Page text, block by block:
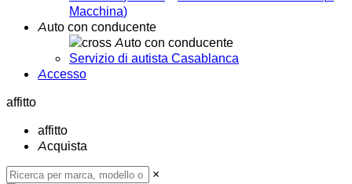
Macchina)
Auto con conducente
Auto con conducente
Servizio di autista Casablanca
Accesso
affitto
affitto
Acquista
×